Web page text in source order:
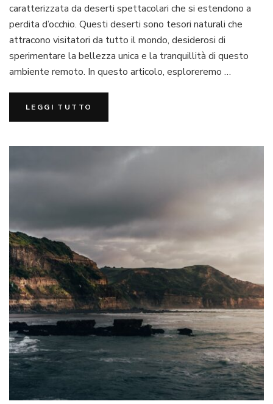
caratterizzata da deserti spettacolari che si estendono a
perdita d’occhio. Questi deserti sono tesori naturali che
attracono visitatori da tutto il mondo, desiderosi di
sperimentare la bellezza unica e la tranquillità di questo
ambiente remoto. In questo articolo, esploreremo …
LEGGI TUTTO